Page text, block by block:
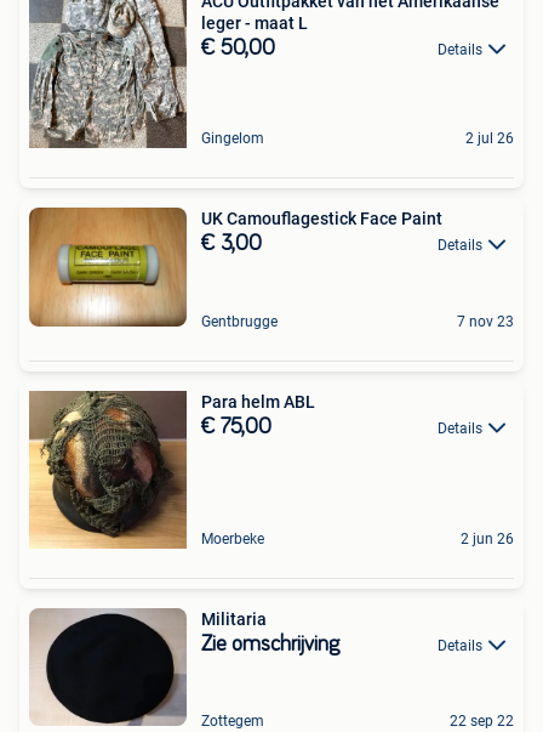
leger - maat L
€ 50,00 Details
Gingelom 2 jul 26
UK Camouflagestick Face Paint
€ 3,00 Details
Gentbrugge 7 nov 23
Para helm ABL
€ 75,00 Details
Moerbeke 2 jun 26
Militaria
Zie omschrijving Details
Zottegem 22 sep 22